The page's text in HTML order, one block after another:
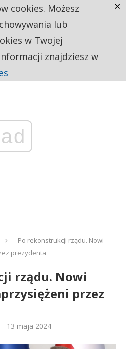
ad
Po rekonstrukcji rządu. Nowi
prezydenta
rządu. Nowi
przez
13 maja 2024
cookies. Możesz
lub
w Twojej
znajdziesz w
×